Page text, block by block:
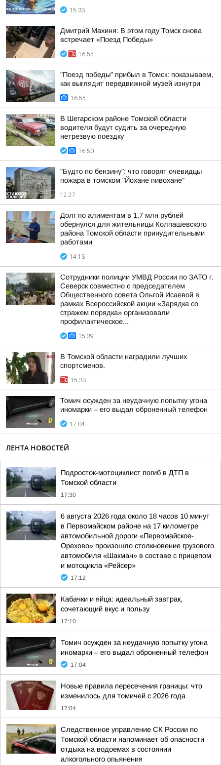
15:33
Дмитрий Махиня: В этом году Томск снова
встречает «Поезд Победы»
16:55
"Поезд победы" прибыл в Томск: показываем,
как выглядит передвижной музей изнутри
16:55
В Шегарском районе Томской области
водителя будут судить за очередную
нетрезвую поездку
16:50
"Будто по бензину": что говорят очевидцы
пожара в томском "Йохане пивохане"
12:27
Долг по алиментам в 1,7 млн рублей
обернулся для жительницы Колпашевского
района Томской области принудительными
работами
14:13
Сотрудники полиции УМВД России по ЗАТО г.
Северск совместно с председателем
Общественного совета Ольгой Исаевой в
рамках Всероссийской акции «Зарядка со
стражем порядка» организовали
профилактическое...
15:39
В Томской области наградили лучших
спортсменов.
15:33
Томич осужден за неудачную попытку угона
иномарки – его выдал оброненный телефон
17:04
ЛЕНТА НОВОСТЕЙ
Подросток-мотоциклист погиб в ДТП в
Томской области
17:30
6 августа 2026 года около 18 часов 10 минут
в Первомайском районе на 17 километре
автомобильной дороги «Первомайское-
Орехово» произошло столкновение грузового
автомобиля «Шакман» в составе с прицепом
и мотоцикла «Рейсер»
17:12
Кабачки и яйца: идеальный завтрак,
сочетающий вкус и пользу
17:10
Томич осужден за неудачную попытку угона
иномарки – его выдал оброненный телефон
17:04
Новые правила пересечения границы: что
изменилось для томичей с 2026 года
17:04
Следственное управление СК России по
Томской области напоминает об опасности
отдыха на водоемах в состоянии
алкогольного опьянения